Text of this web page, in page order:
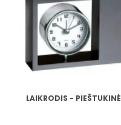
LAIKRODIS - PIEŠTUKINĖ